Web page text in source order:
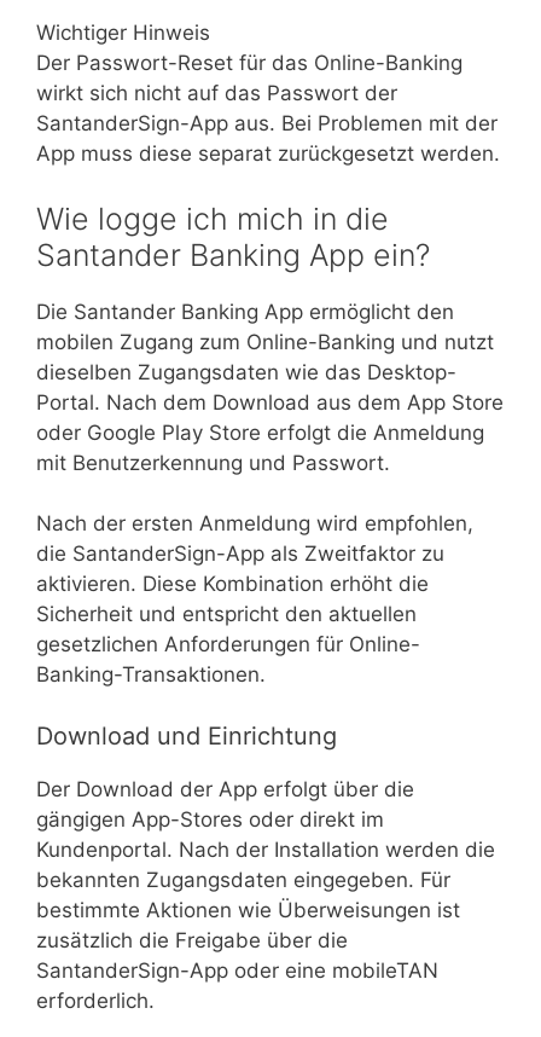
Wichtiger Hinweis
Der Passwort-Reset für das Online-Banking
wirkt sich nicht auf das Passwort der
SantanderSign-App aus. Bei Problemen mit der
App muss diese separat zurückgesetzt werden.
Wie logge ich mich in die
Santander Banking App ein?
Die Santander Banking App ermöglicht den
mobilen Zugang zum Online-Banking und nutzt
dieselben Zugangsdaten wie das Desktop-
Portal. Nach dem Download aus dem App Store
oder Google Play Store erfolgt die Anmeldung
mit Benutzerkennung und Passwort.
Nach der ersten Anmeldung wird empfohlen,
die SantanderSign-App als Zweitfaktor zu
aktivieren. Diese Kombination erhöht die
Sicherheit und entspricht den aktuellen
gesetzlichen Anforderungen für Online-
Banking-Transaktionen.
Download und Einrichtung
Der Download der App erfolgt über die
gängigen App-Stores oder direkt im
Kundenportal. Nach der Installation werden die
bekannten Zugangsdaten eingegeben. Für
bestimmte Aktionen wie Überweisungen ist
zusätzlich die Freigabe über die
SantanderSign-App oder eine mobileTAN
erforderlich.